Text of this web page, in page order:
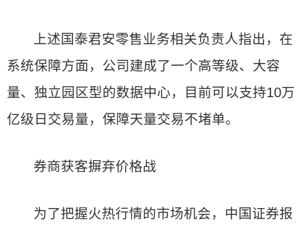
上述国泰君安零售业务相关负责人指出，在
系统保障方面，公司建成了一个高等级、大容
量、独立园区型的数据中心，目前可以支持10万
亿级日交易量，保障天量交易不堵单。
券商获客摒弃价格战
为了把握火热行情的市场机会，中国证券报